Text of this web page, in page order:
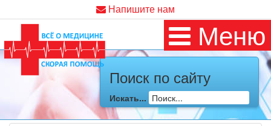
Напишите нам
Меню
Поиск по сайту
Искать...
Как я заболел во время локдауна?
Это странная ситуация: вы соблюдали все меры
предосторожности COVID-19 (вы почти все время дома),
но, тем не менее, вы каким-то образом простудились. Вы
можете задаться...